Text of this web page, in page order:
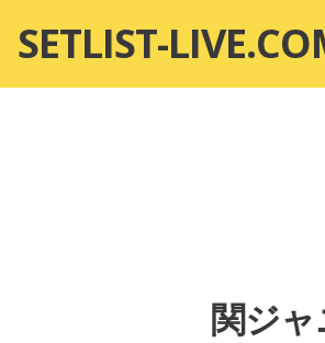
テ
SETLIST-
関ジ